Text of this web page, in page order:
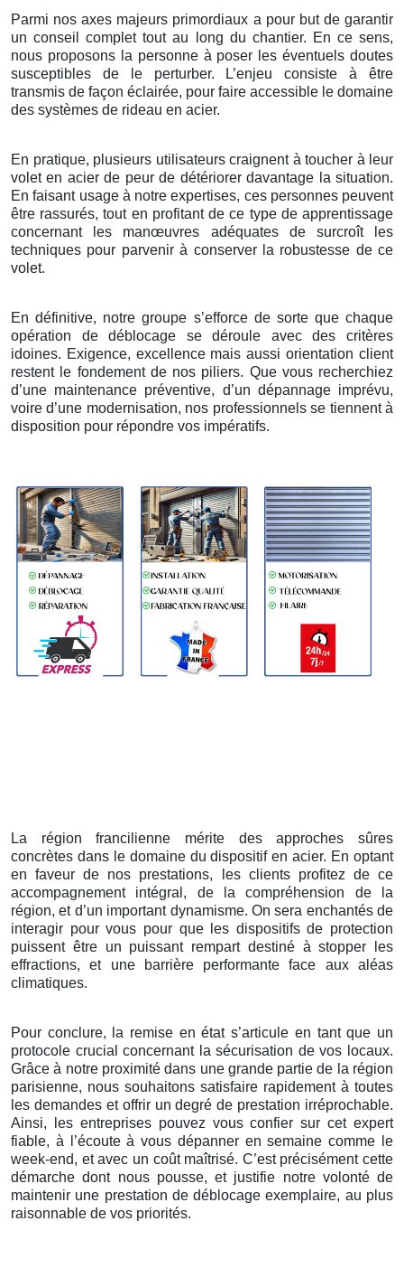
Parmi nos axes majeurs primordiaux a pour but de garantir
un conseil complet tout au long du chantier. En ce sens,
nous proposons la personne à poser les éventuels doutes
susceptibles de le perturber. L’enjeu consiste à être
transmis de façon éclairée, pour faire accessible le domaine
des systèmes de rideau en acier.
En pratique, plusieurs utilisateurs craignent à toucher à leur
volet en acier de peur de détériorer davantage la situation.
En faisant usage à notre expertises, ces personnes peuvent
être rassurés, tout en profitant de ce type de apprentissage
concernant les manœuvres adéquates de surcroît les
techniques pour parvenir à conserver la robustesse de ce
volet.
En définitive, notre groupe s’efforce de sorte que chaque
opération de déblocage se déroule avec des critères
idoines. Exigence, excellence mais aussi orientation client
restent le fondement de nos piliers. Que vous recherchiez
d’une maintenance préventive, d’un dépannage imprévu,
voire d’une modernisation, nos professionnels se tiennent à
disposition pour répondre vos impératifs.
La région francilienne mérite des approches sûres
concrètes dans le domaine du dispositif en acier. En optant
en faveur de nos prestations, les clients profitez de ce
accompagnement intégral, de la compréhension de la
région, et d’un important dynamisme. On sera enchantés de
interagir pour vous pour que les dispositifs de protection
puissent être un puissant rempart destiné à stopper les
effractions, et une barrière performante face aux aléas
climatiques.
Pour conclure, la remise en état s’articule en tant que un
protocole crucial concernant la sécurisation de vos locaux.
Grâce à notre proximité dans une grande partie de la région
parisienne, nous souhaitons satisfaire rapidement à toutes
les demandes et offrir un degré de prestation irréprochable.
Ainsi, les entreprises pouvez vous confier sur cet expert
fiable, à l’écoute à vous dépanner en semaine comme le
week-end, et avec un coût maîtrisé. C’est précisément cette
démarche dont nous pousse, et justifie notre volonté de
maintenir une prestation de déblocage exemplaire, au plus
raisonnable de vos priorités.